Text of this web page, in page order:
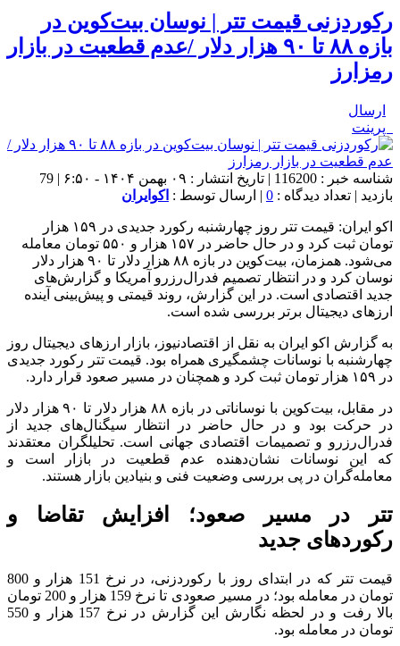
رکوردزنی قیمت تتر | نوسان بیت‌کوین در
بازه ۸۸ تا ۹۰ هزار دلار /عدم قطعیت در بازار
رمزارز
ارسال
پرینت
شناسه خبر : 116200 | تاریخ انتشار : ۰۹ بهمن ۱۴۰۴ - ۶:۵۰ | 79
بازدید | تعداد دیدگاه : 0 | ارسال توسط : اکوایران
اکو ایران: قیمت تتر روز چهارشنبه رکورد جدیدی در ۱۵۹ هزار
تومان ثبت کرد و در حال حاضر در ۱۵۷ هزار و ۵۵۰ تومان معامله
می‌شود. همزمان، بیت‌کوین در بازه ۸۸ هزار دلار تا ۹۰ هزار دلار
نوسان کرد و در انتظار تصمیم فدرال‌رزرو آمریکا و گزارش‌های
جدید اقتصادی است. در این گزارش، روند قیمتی و پیش‌بینی آینده
ارزهای دیجیتال برتر بررسی شده است.
به گزارش اکو ایران به نقل از اقتصادنیوز، بازار ارزهای دیجیتال روز
چهارشنبه با نوسانات چشمگیری همراه بود. قیمت تتر رکورد جدیدی
در ۱۵۹ هزار تومان ثبت کرد و همچنان در مسیر صعود قرار دارد.
در مقابل، بیت‌کوین با نوساناتی در بازه ۸۸ هزار دلار تا ۹۰ هزار دلار
در حرکت بود و در حال حاضر در انتظار سیگنال‌های جدید از
فدرال‌رزرو و تصمیمات اقتصادی جهانی است. تحلیلگران معتقدند
که این نوسانات نشان‌دهنده عدم قطعیت در بازار است و
معامله‌گران در پی بررسی وضعیت فنی و بنیادین بازار هستند.
تتر در مسیر صعود؛ افزایش تقاضا و
رکوردهای جدید
قیمت تتر که در ابتدای روز با رکوردزنی، در نرخ 151 هزار و 800
تومان در معامله بود؛ در مسیر صعودی تا نرخ 159 هزار و 200 تومان
بالا رفت و در لحظه نگارش این گزارش در نرخ 157 هزار و 550
تومان در معامله بود.